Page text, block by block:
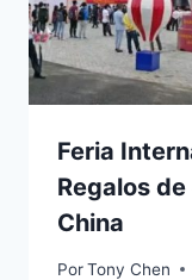
Feria
Regalos
China
PorTony Chen